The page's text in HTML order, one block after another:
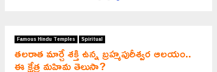
Famous Hindu Temples Spiritual
తలరాత మార్చే శక్తి ఉన్న బ్రహ్మపురీశ్వర ఆలయం..
ఈ క్షేత్ర మహిమ తెలుసా?